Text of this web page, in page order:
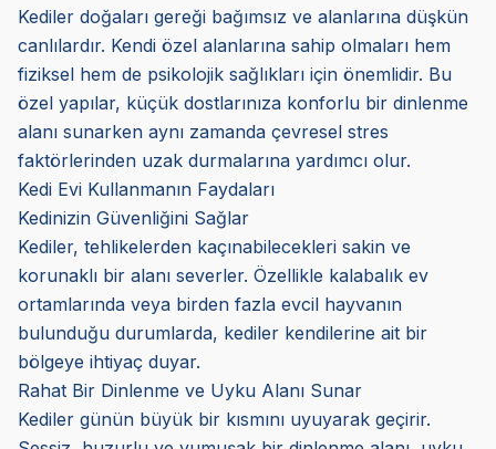
Kediler doğaları gereği bağımsız ve alanlarına düşkün
canlılardır. Kendi özel alanlarına sahip olmaları hem
fiziksel hem de psikolojik sağlıkları için önemlidir. Bu
özel yapılar, küçük dostlarınıza konforlu bir dinlenme
alanı sunarken aynı zamanda çevresel stres
faktörlerinden uzak durmalarına yardımcı olur.
Kedi Evi Kullanmanın Faydaları
Kedinizin Güvenliğini Sağlar
Kediler, tehlikelerden kaçınabilecekleri sakin ve
korunaklı bir alanı severler. Özellikle kalabalık ev
ortamlarında veya birden fazla evcil hayvanın
bulunduğu durumlarda, kediler kendilerine ait bir
bölgeye ihtiyaç duyar.
Rahat Bir Dinlenme ve Uyku Alanı Sunar
Kediler günün büyük bir kısmını uyuyarak geçirir.